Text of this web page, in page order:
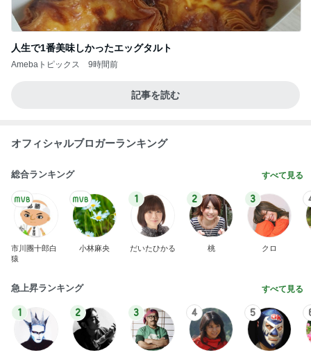
人生で1番美味しかったエッグタルト
Amebaトピックス 9時間前
記事を読む
オフィシャルブロガーランキング
総合ランキング すべて見る
市川團十郎白
猿
小林麻央
1
だいたひかる
2
桃
3
クロ
急上昇ランキング すべて見る
1 2 3 4 5